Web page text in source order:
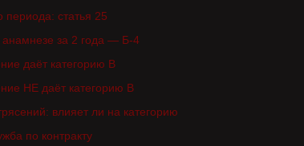
периода: статья 25
анамнезе за 2 года — Б-4
даёт категорию В
НЕ даёт категорию В
влияет ли на категорию
по контракту